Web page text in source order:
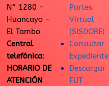
N° 1280 –
Huancayo –
El Tambo
Central
telefónica:
HORARIO DE
ATENCIÓN
Partes
Virtual
(SISDORE)
Consultar
Expediente
Descargar
FUT